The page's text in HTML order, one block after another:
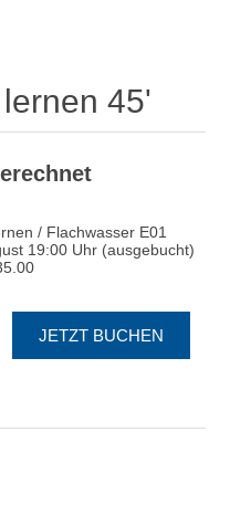
45'
/ Flachwasser E01
(ausgebucht)